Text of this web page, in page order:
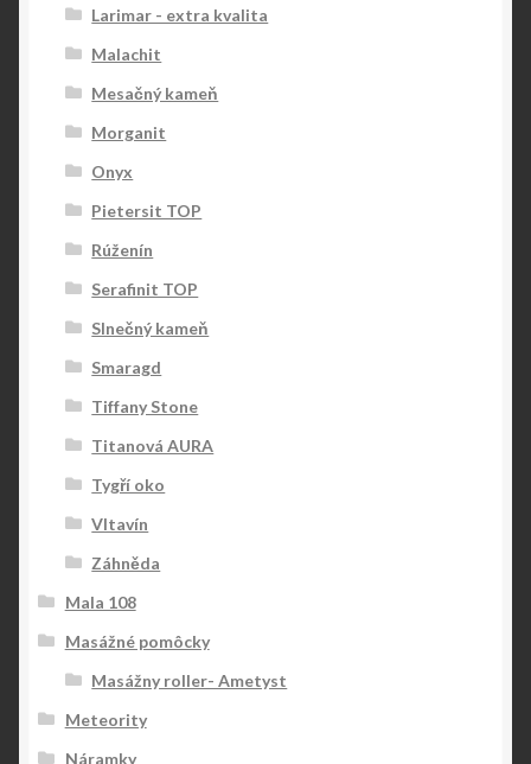
Larimar - extra kvalita
Malachit
Mesačný kameň
Morganit
Onyx
Pietersit TOP
Rúženín
Serafinit TOP
Slnečný kameň
Smaragd
Tiffany Stone
Titanová AURA
Tygří oko
Vltavín
Záhněda
Mala 108
Masážné pomôcky
Masážny roller- Ametyst
Meteority
Náramky